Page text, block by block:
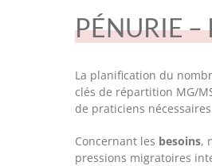
PÉNURIE –
La planification du
clés de répartition MG/
de praticiens
Concernant les besoins,
pressions migratoires